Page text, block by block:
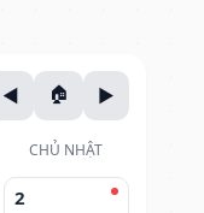
CHỦ NHẬT
2